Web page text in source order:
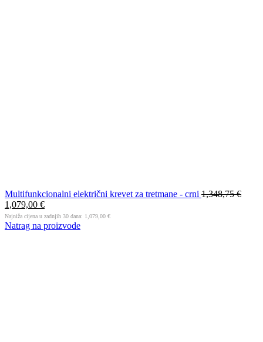
Multifunkcionalni električni krevet za tretmane - crni 1,348,75€
1,079,00 €
Najniža cijena u zadnjih 30 dana: 1,079,00 €
Natrag na proizvode